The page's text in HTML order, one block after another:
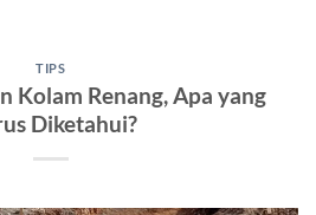
TIPS
Kolam Renang, Apa yang
Diketahui?